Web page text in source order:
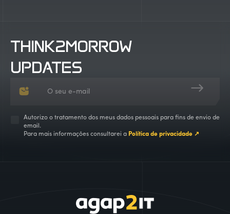
THINK2MORROW
UPDATES
Autorizo o tratamento dos meus dados pessoais para fins de envio de
email.
Para mais informações consultarei a Política de privacidade ↗